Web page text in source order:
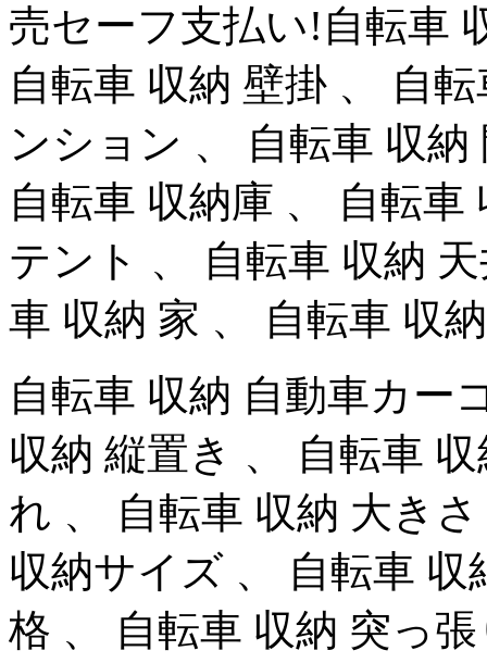
売セーフ支払い!自転車
自転車 収納 壁掛 、 自
ンション 、 自転車 収
自転車 収納庫 、 自転
テント 、 自転車 収納
車 収納 家 、 自転車 収
自転車 収納 自動車カー
収納 縦置き 、 自転車
れ 、 自転車 収納 大き
収納サイズ 、 自転車 収
格 、 自転車 収納 突っ